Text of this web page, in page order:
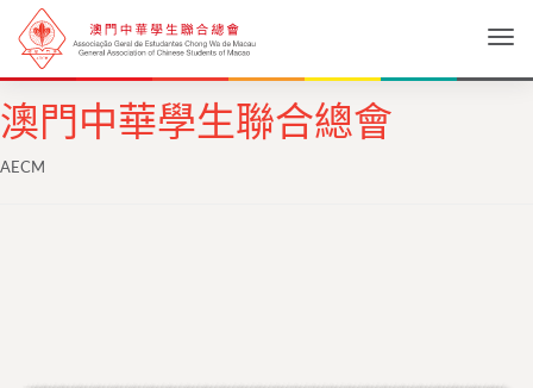
澳門中華學生聯合總會
AECM